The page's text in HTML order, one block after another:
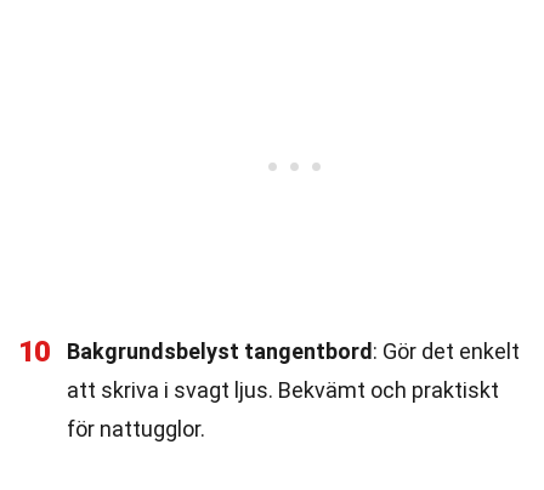
10 Bakgrundsbelyst tangentbord : Gör det enkelt
att skriva i svagt ljus. Bekvämt och praktiskt
för nattugglor.